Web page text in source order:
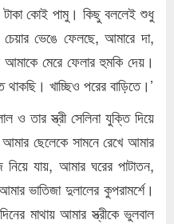
টাকা কোই পামু। কিছু বললেই শুধু
চেয়ার ভেঙে ফেলছে, আমারে দা,
আমাকে মেরে ফেলার হুমকি দেয়।
থাকছি। খাচ্ছিও পরের বাড়িতে।’
ও তার স্ত্রী সেলিনা যুক্তি দিয়ে
ছেলেকে সামনে রেখে আমার
যায়, আমার ঘরের পাটাতন,
ভাতিজা দুলালের কুপরামর্শে।
মাথায় আমার স্ত্রীকে ভুলবাল